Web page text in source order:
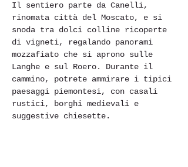
Il sentiero parte da Canelli,
rinomata città del Moscato, e si
snoda tra dolci colline ricoperte
di vigneti, regalando panorami
mozzafiato che si aprono sulle
Langhe e sul Roero. Durante il
cammino, potrete ammirare i tipici
paesaggi piemontesi, con casali
rustici, borghi medievali e
suggestive chiesette.